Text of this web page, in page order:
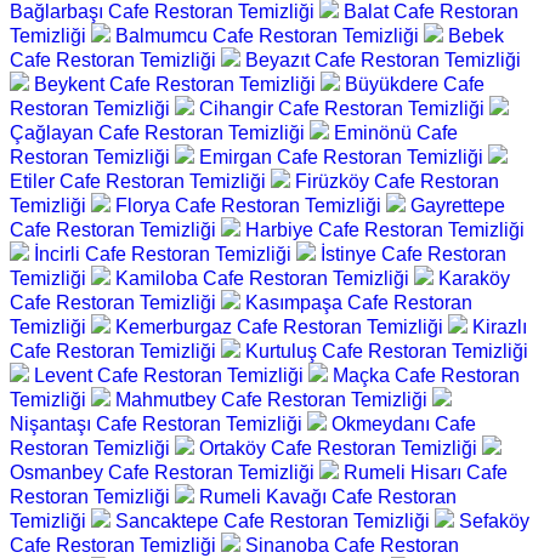
Bağlarbaşı Cafe Restoran Temizliği
Balat Cafe Restoran
Temizliği
Balmumcu Cafe Restoran Temizliği
Bebek
Cafe Restoran Temizliği
Beyazıt Cafe Restoran Temizliği
Beykent Cafe Restoran Temizliği
Büyükdere Cafe
Restoran Temizliği
Cihangir Cafe Restoran Temizliği
Çağlayan Cafe Restoran Temizliği
Eminönü Cafe
Restoran Temizliği
Emirgan Cafe Restoran Temizliği
Etiler Cafe Restoran Temizliği
Firüzköy Cafe Restoran
Temizliği
Florya Cafe Restoran Temizliği
Gayrettepe
Cafe Restoran Temizliği
Harbiye Cafe Restoran Temizliği
İncirli Cafe Restoran Temizliği
İstinye Cafe Restoran
Temizliği
Kamiloba Cafe Restoran Temizliği
Karaköy
Cafe Restoran Temizliği
Kasımpaşa Cafe Restoran
Temizliği
Kemerburgaz Cafe Restoran Temizliği
Kirazlı
Cafe Restoran Temizliği
Kurtuluş Cafe Restoran Temizliği
Levent Cafe Restoran Temizliği
Maçka Cafe Restoran
Temizliği
Mahmutbey Cafe Restoran Temizliği
Nişantaşı Cafe Restoran Temizliği
Okmeydanı Cafe
Restoran Temizliği
Ortaköy Cafe Restoran Temizliği
Osmanbey Cafe Restoran Temizliği
Rumeli Hisarı Cafe
Restoran Temizliği
Rumeli Kavağı Cafe Restoran
Temizliği
Sancaktepe Cafe Restoran Temizliği
Sefaköy
Cafe Restoran Temizliği
Sinanoba Cafe Restoran